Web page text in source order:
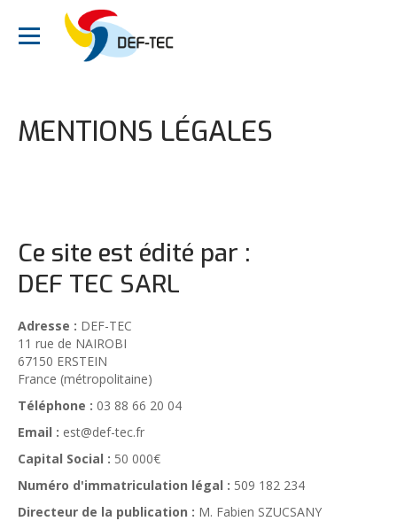
MENTIONS LÉGALES
Ce site est édité par :
DEF TEC SARL
Adresse : DEF-TEC
11 rue de NAIROBI
67150 ERSTEIN
France (métropolitaine)
Téléphone : 03 88 66 20 04
Email : est@def-tec.fr
Capital Social : 50 000€
Numéro d'immatriculation légal : 509 182 234
Directeur de la publication : M. Fabien SZUCSANY